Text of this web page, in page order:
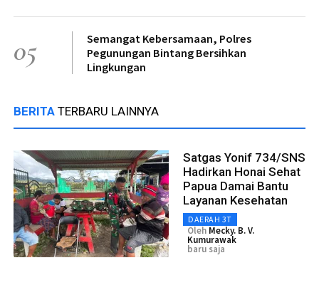
05
Semangat Kebersamaan, Polres
Pegunungan Bintang Bersihkan
Lingkungan
BERITA TERBARU LAINNYA
Satgas Yonif 734/SNS
Hadirkan Honai Sehat
Papua Damai Bantu
Layanan Kesehatan
DAERAH 3T
Oleh Mecky. B. V.
Kumurawak
baru saja